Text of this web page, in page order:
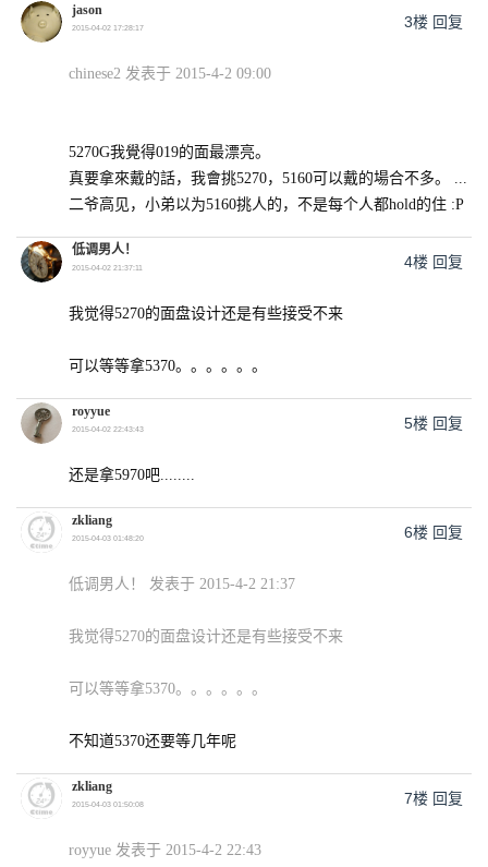
jason
2015-04-02 17:28:17 3楼 回复
chinese2 发表于 2015-4-2 09:00
5270G我覺得019的面最漂亮。
真要拿來戴的話，我會挑5270，5160可以戴的場合不多。 ...
二爷高见，小弟以为5160挑人的，不是每个人都hold的住 :P
低调男人！
2015-04-02 21:37:11 4楼 回复
我觉得5270的面盘设计还是有些接受不来
可以等等拿5370。。。。。。
royyue
2015-04-02 22:43:43 5楼 回复
还是拿5970吧........
zkliang
2015-04-03 01:48:20 6楼 回复
低调男人！ 发表于 2015-4-2 21:37
我觉得5270的面盘设计还是有些接受不来
可以等等拿5370。。。。。。
不知道5370还要等几年呢
zkliang
2015-04-03 01:50:08 7楼 回复
royyue 发表于 2015-4-2 22:43